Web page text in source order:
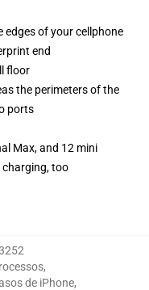
edges of your cellphone
end
floor
the perimeters of the
ports
Max, and 12 mini
too
,
de iPhone,